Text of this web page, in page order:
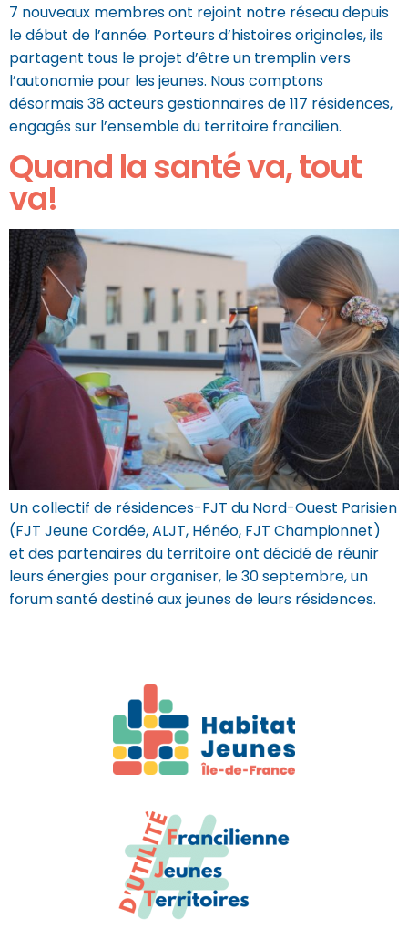
7 nouveaux membres ont rejoint notre réseau depuis
le début de l’année. Porteurs d’histoires originales, ils
partagent tous le projet d’être un tremplin vers
l’autonomie pour les jeunes. Nous comptons
désormais 38 acteurs gestionnaires de 117 résidences,
engagés sur l’ensemble du territoire francilien.
Quand la santé va, tout
va!
Un collectif de résidences-FJT du Nord-Ouest Parisien
(FJT Jeune Cordée, ALJT, Hénéo, FJT Championnet)
et des partenaires du territoire ont décidé de réunir
leurs énergies pour organiser, le 30 septembre, un
forum santé destiné aux jeunes de leurs résidences.